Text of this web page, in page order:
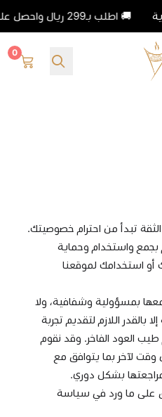
🚚 اطلب بـ299 ريال واحصل على شحن مجاني | توصيل سريع داخل السعودية
العود الفاخر
0
تبدأ من احترام خصوصيتك.
واستخدام وحماية
أو استخدامك لموقعنا
معها بمسؤولية وشفافية، ولا
اللازم لتقديم تجربة
العود الفاخر. وقد نقوم
لآخر بما يتوافق مع
بشكل دوري.
على ما ورد في سياسة